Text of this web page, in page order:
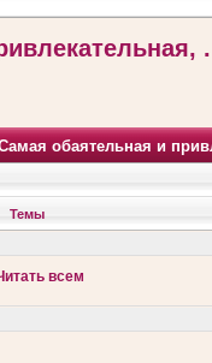
обаятельная и
Темы
всем